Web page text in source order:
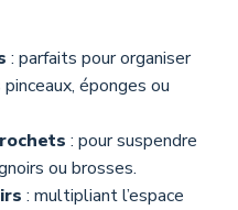
: parfaits pour organiser
éponges ou
: pour suspendre
ou brosses.
: multipliant l’espace